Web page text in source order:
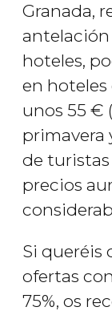
Granada,
antelación
hoteles,
en
unos 55 €
primavera
de turistas
precios
Si queréis
ofertas
75%, os